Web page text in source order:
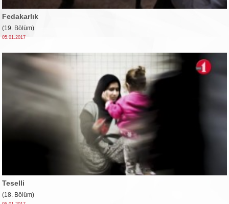
Fedakarlık
(19. Bölüm)
05.01.2017
Teselli
(18. Bölüm)